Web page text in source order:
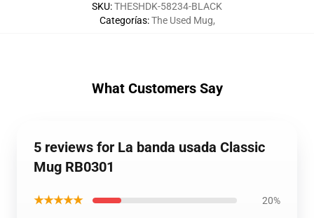
SKU:THESHDK-58234-BLACK
Categorías:The Used Mug,
What Customers Say
5 reviews for La banda usada Classic
Mug RB0301
★★★★★ 20%